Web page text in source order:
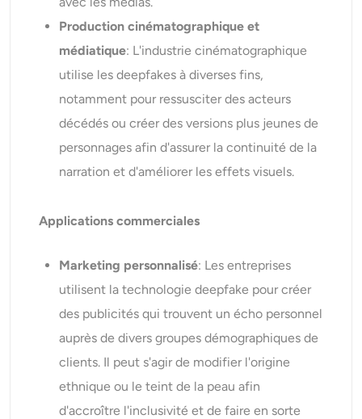
Production cinématographique et
médiatique: L'industrie cinématographique
utilise les deepfakes à diverses fins,
notamment pour ressusciter des acteurs
décédés ou créer des versions plus jeunes de
personnages afin d'assurer la continuité de la
narration et d'améliorer les effets visuels.
Applications commerciales
Marketing personnalisé: Les entreprises
utilisent la technologie deepfake pour créer
des publicités qui trouvent un écho personnel
auprès de divers groupes démographiques de
clients. Il peut s'agir de modifier l'origine
ethnique ou le teint de la peau afin
d'accroître l'inclusivité et de faire en sorte